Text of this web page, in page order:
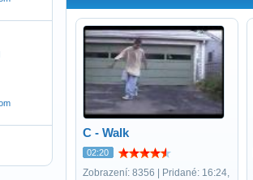
C - Walk
02:20
Zobrazení: 8356 | Pridané: 16:24,